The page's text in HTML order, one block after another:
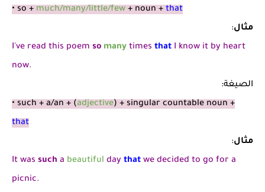
• so + much/many/little/few + noun + that
مثال:
I've read this poem so many times that I know it by heart
now.
الصيغة:
• such + a/an + (adjective) + singular countable noun +
that
مثال:
It was such a beautiful day that we decided to go for a
picnic.